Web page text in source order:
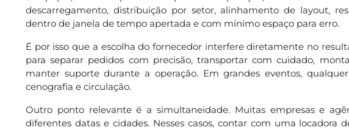
descarregamento, distribuição por setor, alinhamento de layout,
dentro de janela de tempo apertada e com mínimo espaço para erro.
É por isso que a escolha do fornecedor interfere diretamente no
para separar pedidos com precisão, transportar com cuidado,
manter suporte durante a operação. Em grandes eventos,
cenografia e circulação.
Outro ponto relevante é a simultaneidade. Muitas empresas e
diferentes datas e cidades. Nesses casos, contar com uma